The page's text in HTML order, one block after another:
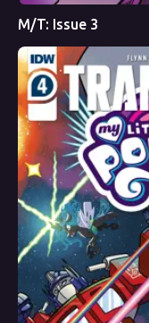
M/T: Issue 3